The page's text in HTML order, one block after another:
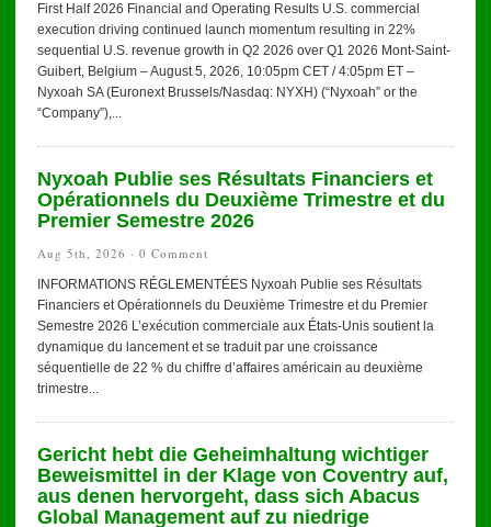
First Half 2026 Financial and Operating Results U.S. commercial
execution driving continued launch momentum resulting in 22%
sequential U.S. revenue growth in Q2 2026 over Q1 2026 Mont-Saint-
Guibert, Belgium – August 5, 2026, 10:05pm CET / 4:05pm ET –
Nyxoah SA (Euronext Brussels/Nasdaq: NYXH) (“Nyxoah” or the
“Company”),...
Nyxoah Publie ses Résultats Financiers et
Opérationnels du Deuxième Trimestre et du
Premier Semestre 2026
Aug 5th, 2026 · 0 Comment
INFORMATIONS RÉGLEMENTÉES Nyxoah Publie ses Résultats
Financiers et Opérationnels du Deuxième Trimestre et du Premier
Semestre 2026 L’exécution commerciale aux États-Unis soutient la
dynamique du lancement et se traduit par une croissance
séquentielle de 22 % du chiffre d’affaires américain au deuxième
trimestre...
Gericht hebt die Geheimhaltung wichtiger
Beweismittel in der Klage von Coventry auf,
aus denen hervorgeht, dass sich Abacus
Global Management auf zu niedrige